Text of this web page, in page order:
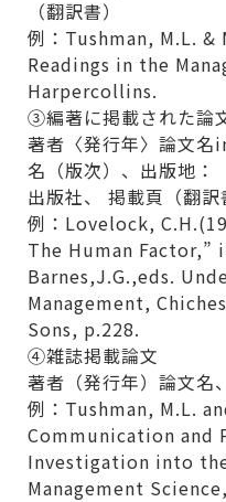
（翻訳書）
例：Tushman, M.L.
Readings in the
Harpercollins.
③編著に掲載された論
著者〈発行年〉論文
名（版次）、出版地：
出版社、 掲載頁（翻訳
例：Lovelock,
The Human Factor,”
Barnes,J.G.,eds.
Management,
Sons, p.228.
④雑誌掲載論文
著者（発行年）論文名
例：Tushman, M.L.
Communication and
Investigation into
Management